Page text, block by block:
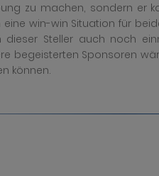
zu machen, sondern er
win-win Situation für
Steller auch noch
begeisterten Sponsoren
können.